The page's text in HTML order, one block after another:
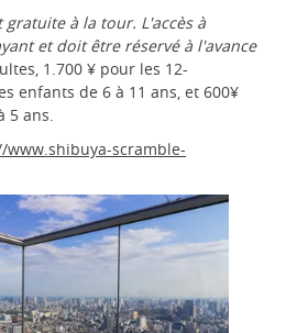
à la tour. L'accès à
et doit être réservé à l'avance
1.700 ¥ pour les 12-
enfants de 6 à 11 ans, et 600¥
5 ans.
www.shibuya-scramble-